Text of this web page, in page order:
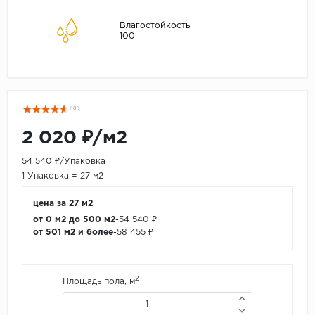
Влагостойкость
100
( 8 )
2 020 ₽/м2
54 540 ₽/Упаковка
1 Упаковка = 27 м2
цена за 27 м2
от 0 м2 до 500 м2-54 540 ₽
от 501 м2 и более-58 455 ₽
Площадь пола, м2